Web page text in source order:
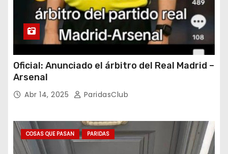
Oficial: Anunciado el árbitro del Real Madrid –
Arsenal
Abr 14, 2025 ParidasClub
COSAS QUE PASAN PARIDAS